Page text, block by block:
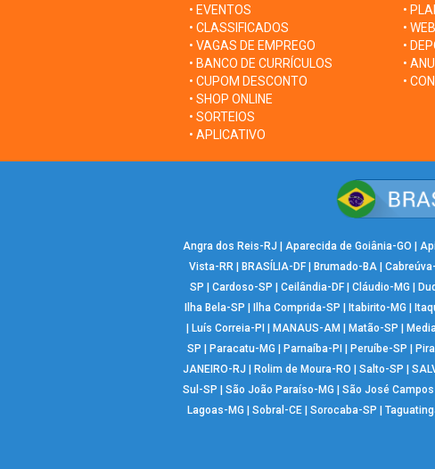
• EVENTOS
• CLASSIFICADOS
• VAGAS DE EMPREGO
• BANCO DE CURRÍCULOS
• CUPOM DESCONTO
• SHOP ONLINE
• SORTEIOS
• APLICATIVO
•
•
•
•
•
Angra dos Reis-RJ | Aparecida de Goiânia-GO |
Vista-RR | BRASÍLIA-DF| Brumado-BA|
SP | Cardoso-SP | Ceilândia-DF | Cláudio-MG |
Ilha Bela-SP | Ilha Comprida-SP | Itabirito-MG |
| Luís Correia-PI | MANAUS-AM | Matão-SP |
SP | Paracatu-MG | Parnaíba-PI | Peruíbe-SP |
JANEIRO-RJ | Rolim de Moura-RO | Salto-SP |
Sul-SP | São João Paraíso-MG | São José
Lagoas-MG | Sobral-CE| Sorocaba-SP |